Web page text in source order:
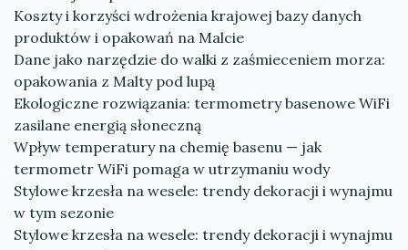
Koszty i korzyści wdrożenia krajowej bazy danych
produktów i opakowań na Malcie
Dane jako narzędzie do walki z zaśmieceniem morza:
opakowania z Malty pod lupą
Ekologiczne rozwiązania: termometry basenowe WiFi
zasilane energią słoneczną
Wpływ temperatury na chemię basenu — jak
termometr WiFi pomaga w utrzymaniu wody
Stylowe krzesła na wesele: trendy dekoracji i wynajmu
w tym sezonie
Stylowe krzesła na wesele: trendy dekoracji i wynajmu